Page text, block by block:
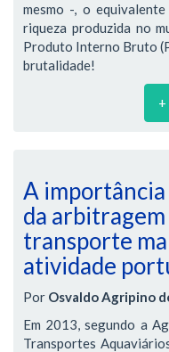
mesmo -, o
riqueza produzida no
Produto Interno Bruto
brutalidade!
A importância
da arbitragem
transporte
atividade
Por Osvaldo Agripino
Em 2013, segundo a
Transportes